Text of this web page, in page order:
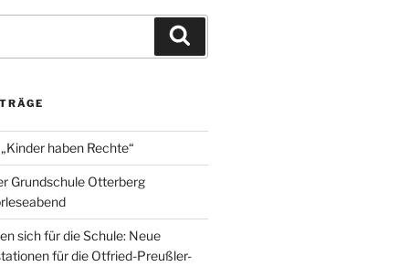
haben Rechte“
Grundschule Otterberg
sich für die Schule: Neue
für die Otfried-Preußler-